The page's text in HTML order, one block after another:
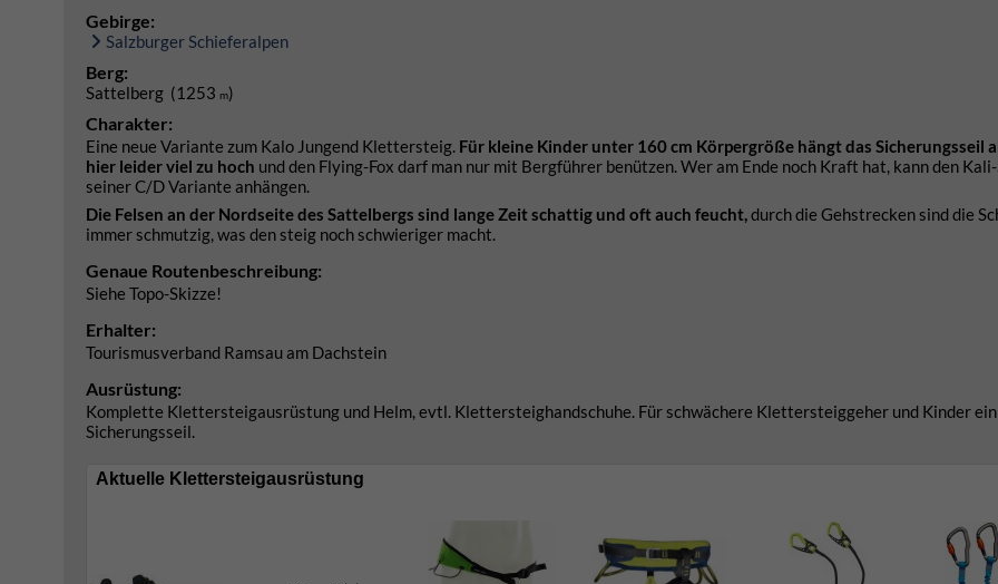
Gebirge:
Salzburger Schieferalpen
Berg:
Sattelberg (1253 m)
Charakter:
Eine neue Variante zum Kalo Jungend Klettersteig. Für kleine Kinder unter 160 cm Körpergröße hängt das Sicherungsseil
hier leider viel zu hoch und den Flying-Fox darf man nur mit Bergführer benützen. Wer am Ende noch Kraft hat, kann den
seiner C/D Variante anhängen.
Die Felsen an der Nordseite des Sattelbergs sind lange Zeit schattig und oft auch feucht,durch die Gehstrecken sind die
immer schmutzig, was den steig noch schwieriger macht.
Genaue Routenbeschreibung:
Siehe Topo-Skizze!
Erhalter:
Tourismusverband Ramsau am Dachstein
Ausrüstung:
Komplette Klettersteigausrüstung und Helm, evtl. Klettersteighandschuhe. Für schwächere Klettersteiggeher und Kinder ein
Sicherungsseil.
Aktuelle Klettersteigausrüstung